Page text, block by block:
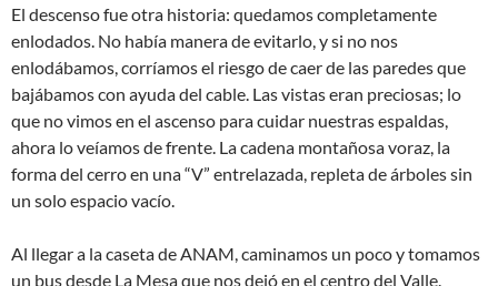
El descenso fue otra historia: quedamos completamente
enlodados. No había manera de evitarlo, y si no nos
enlodábamos, corríamos el riesgo de caer de las paredes que
bajábamos con ayuda del cable. Las vistas eran preciosas; lo
que no vimos en el ascenso para cuidar nuestras espaldas,
ahora lo veíamos de frente. La cadena montañosa voraz, la
forma del cerro en una “V” entrelazada, repleta de árboles sin
un solo espacio vacío.
Al llegar a la caseta de ANAM, caminamos un poco y tomamos
un bus desde La Mesa que nos dejó en el centro del Valle.